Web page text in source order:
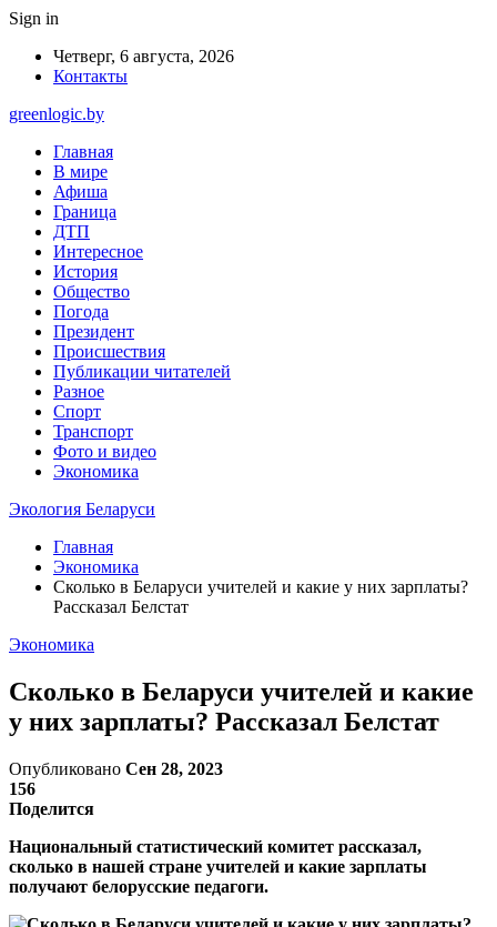
Sign in
Четверг, 6 августа, 2026
Контакты
greenlogic.by
Главная
В мире
Афиша
Граница
ДТП
Интересное
История
Общество
Погода
Президент
Происшествия
Публикации читателей
Разное
Спорт
Транспорт
Фото и видео
Экономика
Экология Беларуси
Главная
Экономика
Сколько в Беларуси учителей и какие у них зарплаты?
Рассказал Белстат
Экономика
Сколько в Беларуси учителей и какие
у них зарплаты? Рассказал Белстат
Опубликовано Сен 28, 2023
156
Поделится
Национальный статистический комитет рассказал,
сколько в нашей стране учителей и какие зарплаты
получают белорусские педагоги.